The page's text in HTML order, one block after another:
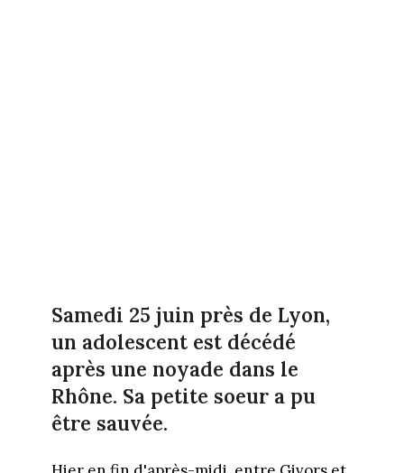
Samedi 25 juin près de Lyon,
un adolescent est décédé
après une noyade dans le
Rhône. Sa petite soeur a pu
être sauvée.